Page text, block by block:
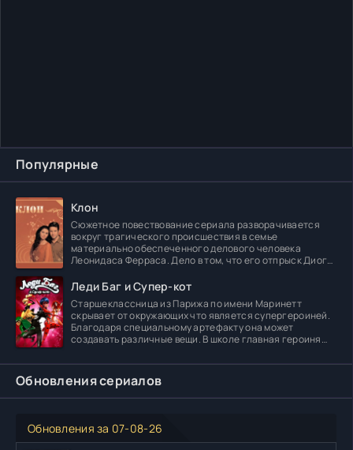
Популярные
Клон
Сюжетное повествование сериала разворачивается
вокруг трагического происшествия в семье
материально обеспеченного делового человека
Леонидаса Ферраса. Дело в том, что его отпрыск Диога
Леди Баг и Супер-кот
Старшеклассница из Парижа по имени Маринетт
скрывает от окружающих что является супергероиней.
Благодаря специальному артефакту она может
создавать различные вещи. В школе главная героиня
Обновления сериалов
Обновления за 07-08-26